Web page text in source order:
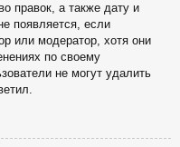
правок, а также дату и
появляется, если
или модератор, хотя они
по своему
не могут удалить